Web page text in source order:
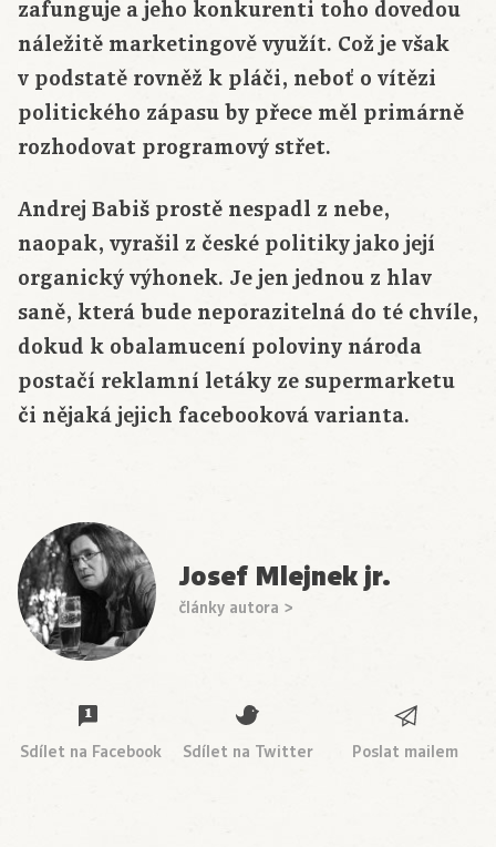
zafunguje a jeho konkurenti toho dovedou
náležitě marketingově využít. Což je však
v podstatě rovněž k pláči, neboť o vítězi
politického zápasu by přece měl primárně
rozhodovat programový střet.
Andrej Babiš prostě nespadl z nebe,
naopak, vyrašil z české politiky jako její
organický výhonek. Je jen jednou z hlav
saně, která bude neporazitelná do té chvíle,
dokud k obalamucení poloviny národa
postačí reklamní letáky ze supermarketu
či nějaká jejich facebooková varianta.
Josef Mlejnek jr.
články autora >
Sdílet na Facebook Sdílet na Twitter Poslat mailem